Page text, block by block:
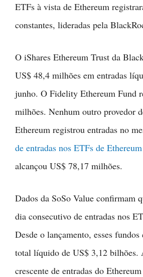
ETFs à vista de Ethereum
constantes, lideradas pela
O iShares Ethereum Trust da
US$ 48,4 milhões em entradas
junho. O Fidelity Ethereum Fund
milhões. Nenhum outro provedor
Ethereum registrou entradas no
de entradas nos ETFs de Ethereum
alcançou US$ 78,17 milhões.
Dados da SoSo Value confirmam
dia consecutivo de entradas nos
Desde o lançamento, esses
total líquido de US$ 3,12 bilhões.
crescente de entradas do